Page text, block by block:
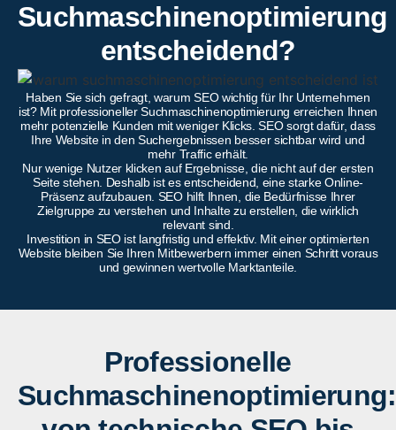
Suchmaschinenoptimierung
entscheidend?
Haben Sie sich gefragt, warum SEO wichtig für Ihr Unternehmen
ist? Mit professioneller Suchmaschinenoptimierung erreichen Ihnen
mehr potenzielle Kunden mit weniger Klicks. SEO sorgt dafür, dass
Ihre Website in den Suchergebnissen besser sichtbar wird und
mehr Traffic erhält.
Nur wenige Nutzer klicken auf Ergebnisse, die nicht auf der ersten
Seite stehen. Deshalb ist es entscheidend, eine starke Online-
Präsenz aufzubauen. SEO hilft Ihnen, die Bedürfnisse Ihrer
Zielgruppe zu verstehen und Inhalte zu erstellen, die wirklich
relevant sind.
Investition in SEO ist langfristig und effektiv. Mit einer optimierten
Website bleiben Sie Ihren Mitbewerbern immer einen Schritt voraus
und gewinnen wertvolle Marktanteile.
Professionelle
Suchmaschinenoptimierung: